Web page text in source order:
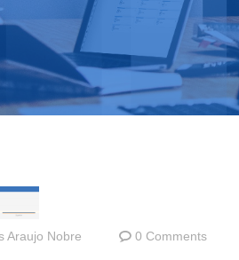
Araujo Nobre
0 Comments